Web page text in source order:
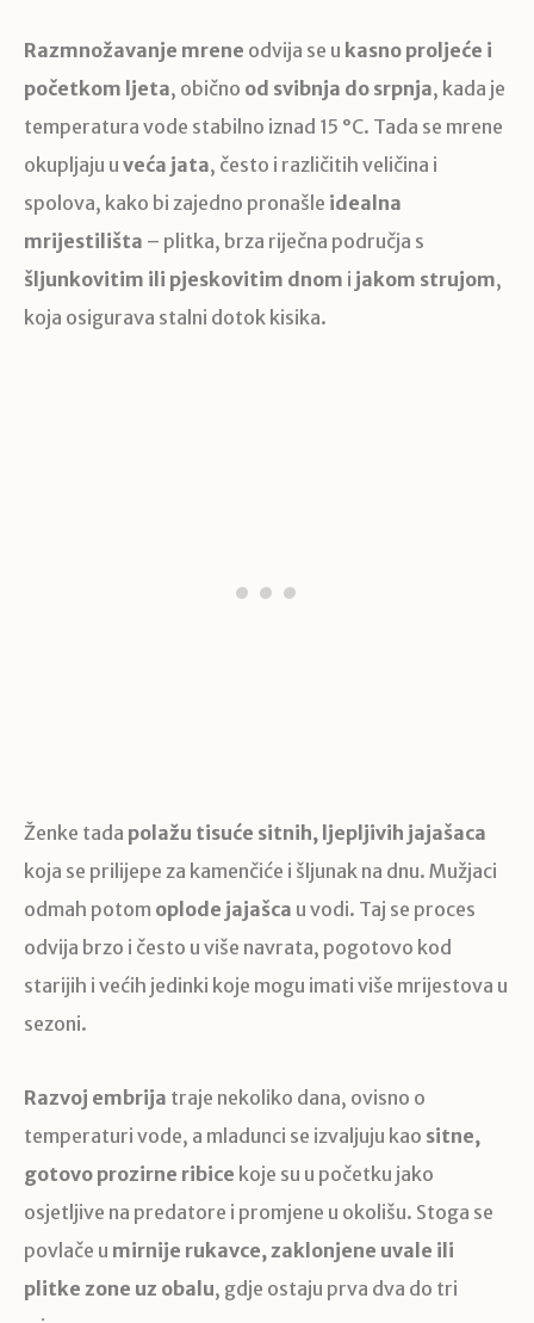
Razmnožavanje mrene odvija se u kasno proljeće i
početkom ljeta, obično od svibnja do srpnja, kada je
temperatura vode stabilno iznad 15 °C. Tada se mrene
okupljaju u veća jata, često i različitih veličina i
spolova, kako bi zajedno pronašle idealna
mrijestilišta – plitka, brza riječna područja s
šljunkovitim ili pjeskovitim dnom i jakom strujom,
koja osigurava stalni dotok kisika.
Ženke tada polažu tisuće sitnih, ljepljivih jajašaca
koja se prilijepe za kamenčiće i šljunak na dnu. Mužjaci
odmah potom oplode jajašca u vodi. Taj se proces
odvija brzo i često u više navrata, pogotovo kod
starijih i većih jedinki koje mogu imati više mrijestova u
sezoni.
Razvoj embrija traje nekoliko dana, ovisno o
temperaturi vode, a mladunci se izvaljuju kao sitne,
gotovo prozirne ribice koje su u početku jako
osjetljive na predatore i promjene u okolišu. Stoga se
povlače u mirnije rukavce, zaklonjene uvale ili
plitke zone uz obalu, gdje ostaju prva dva do tri